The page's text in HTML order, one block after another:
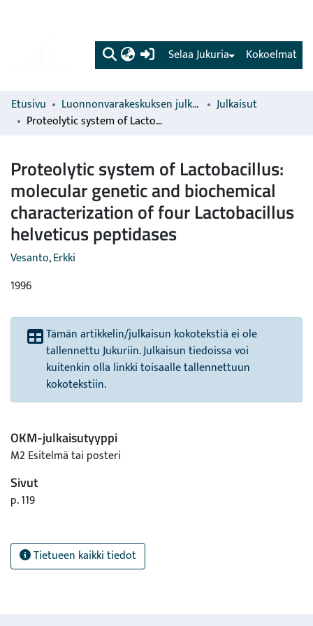
(current) Kokoelmat
Selaa Jukuria
Etusivu Luonnonvarakeskuksen julkaisut
Julkaisut
Proteolytic system of Lactobacillus: molecular genetic and biochemical characterization of four Lactobacillus helveticus peptidases
Proteolytic system of Lactobacillus:
molecular genetic and biochemical
characterization of four Lactobacillus
helveticus peptidases
Vesanto, Erkki
1996
Tämän artikkelin/julkaisun kokotekstiä ei ole
tallennettu Jukuriin. Julkaisun tiedoissa voi
kuitenkin olla linkki toisaalle tallennettuun
kokotekstiin.
OKM-julkaisutyyppi
M2 Esitelmä tai posteri
Sivut
p. 119
Tietueen kaikki tiedot